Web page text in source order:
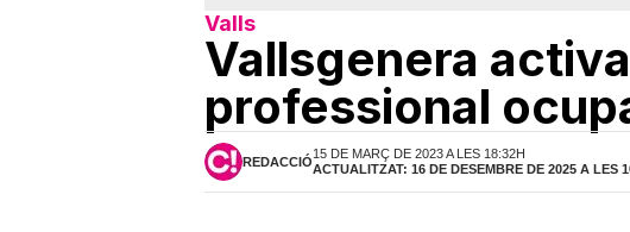
Valls
Vallsgenera
professional
REDACCIÓ
15 DE MARÇ DE 2023 A LES 18:32H
ACTUALITZAT: 16 DE DESEMBRE DE 2025 A LES